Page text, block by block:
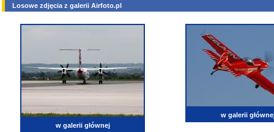
Losowe zdjęcia z galerii Airfoto.pl
w galerii głównej
w galerii